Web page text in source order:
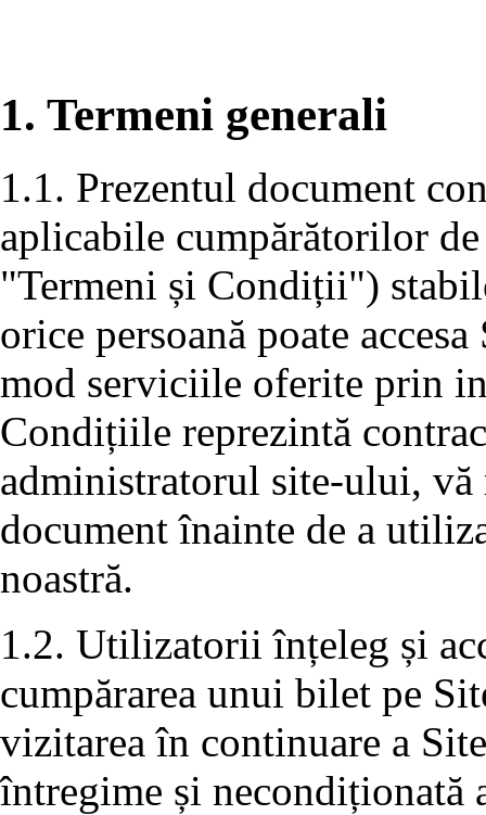
1. Termeni generali
1.1. Prezentul document
aplicabile cumpărătorilor
"Termeni și Condiții")
orice persoană poate
mod serviciile oferite prin
Condițiile reprezintă
administratorul site-ului,
document înainte de a
noastră.
1.2. Utilizatorii înțeleg și
cumpărarea unui bilet pe
vizitarea în continuare a
întregime și